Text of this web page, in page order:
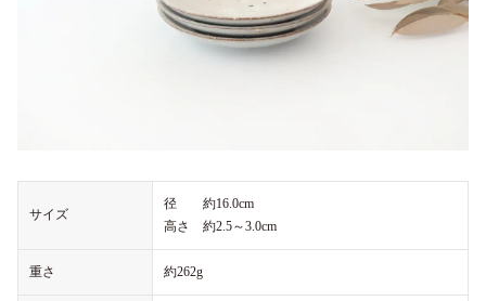
サイズ
径 約16.0cm
高さ 約2.5～3.0cm
重さ 約262g